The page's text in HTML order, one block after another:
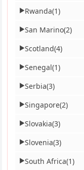
▶Rwanda(1)
▶San Marino(2)
▶Scotland(4)
▶Senegal(1)
▶Serbia(3)
▶Singapore(2)
▶Slovakia(3)
▶Slovenia(3)
▶South Africa(1)